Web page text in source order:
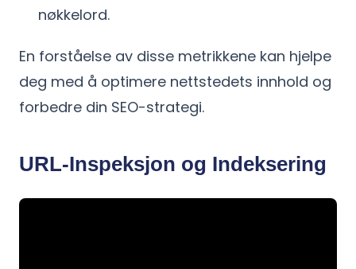
nøkkelord.
En forståelse av disse metrikkene kan hjelpe
deg med å optimere nettstedets innhold og
forbedre din SEO-strategi.
URL-Inspeksjon og Indeksering